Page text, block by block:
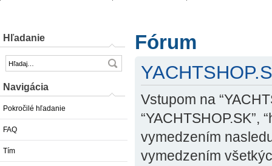
Hľadanie
Navigácia
Pokročilé hľadanie
FAQ
Tím
Fórum
Vstupom na
“YACHTSHOP.SK”,
vymedzením
vymedzením